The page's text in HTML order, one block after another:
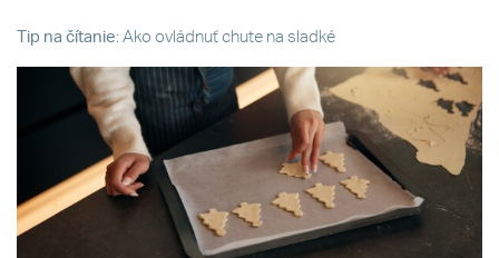
Tip na čítanie: Ako ovládnuť chute na sladké